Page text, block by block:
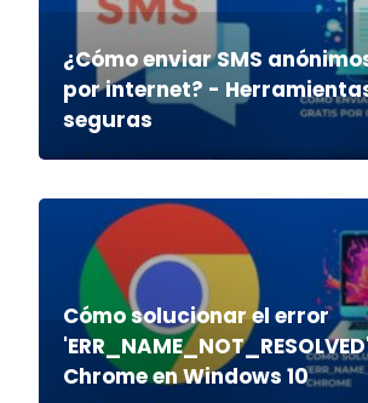
¿Cómo enviar SMS
por internet? -
seguras
Cómo solucionar el error
Chrome en Windows 10